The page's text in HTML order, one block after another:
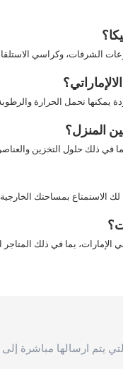
الشرفات، وكراسي
يمكنها تحمل الحرارة
المنزل؟
في ذلك حلول التخزين
الاستمتاع بمساحتك
الإمارات، بما في ذلك
يتم ارسالها مباشرة